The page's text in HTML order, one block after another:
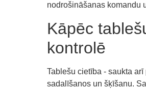
nodrošināšanas komandu
Kāpēc
kontrolē
Tablešu cietība - saukta
sadalīšanos un šķīšanu.